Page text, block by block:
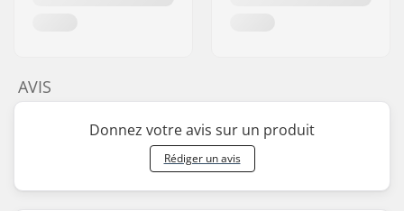
AVIS
Donnez votre avis sur un produit
Rédiger un avis